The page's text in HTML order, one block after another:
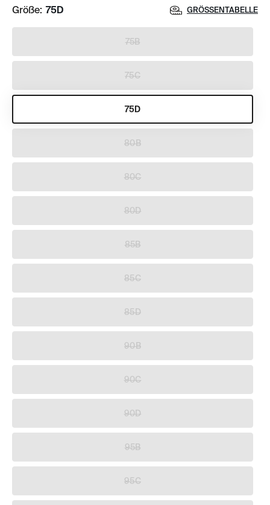
Größe: 75D GRÖSSENTABELLE
75B
75C
75D
80B
80C
80D
85B
85C
85D
90B
90C
90D
95B
95C